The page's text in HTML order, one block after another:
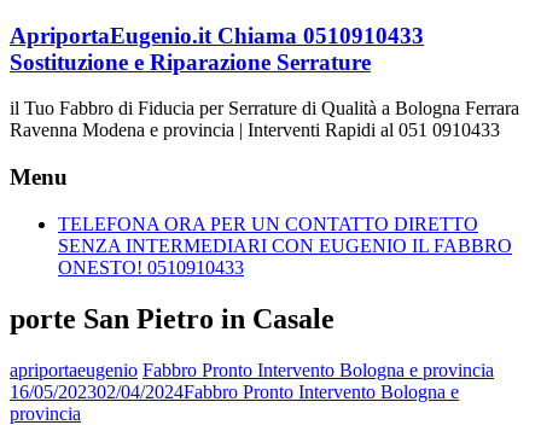
Vai
al
contenuto
ApriportaEugenio.it Chiama 0510910433
Sostituzione e Riparazione Serrature
il Tuo Fabbro di Fiducia per Serrature di Qualità a Bologna Ferrara
Ravenna Modena e provincia | Interventi Rapidi al 051 0910433
Menu
TELEFONA ORA PER UN CONTATTO DIRETTO
SENZA INTERMEDIARI CON EUGENIO IL FABBRO
ONESTO! 0510910433
porte San Pietro in Casale
apriportaeugenio Fabbro Pronto Intervento Bologna e provincia
16/05/202302/04/2024Fabbro Pronto Intervento Bologna e
provincia